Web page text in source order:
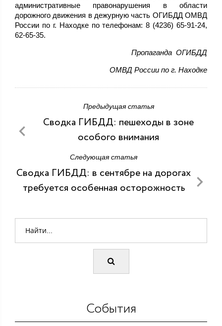
административные правонарушения в области
дорожного движения в дежурную часть ОГИБДД ОМВД
России по г. Находке по телефонам: 8 (4236) 65-91-24,
62-65-35.
Пропаганда ОГИБДД
ОМВД России по г. Находке
Предыдущая статья
Сводка ГИБДД: пешеходы в зоне
особого внимания
Следующая статья
Сводка ГИБДД: в сентябре на дорогах
требуется особенная осторожность
События